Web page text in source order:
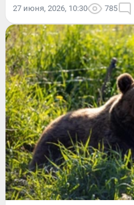
27 июня, 2026, 10:30 785